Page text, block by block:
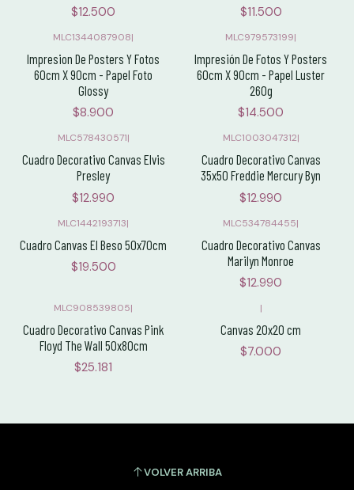
$12.500
$11.500
MLC1344087908|
Impresion De Posters Y Fotos
60cm X 90cm - Papel Foto
Glossy
$8.900
MLC979573199|
Impresión De Fotos Y Posters
60cm X 90cm - Papel Luster
260g
$14.500
MLC578430571|
Cuadro Decorativo Canvas Elvis
Presley
$12.990
MLC1003047312|
Cuadro Decorativo Canvas
35x50 Freddie Mercury Byn
$12.990
MLC1442193713|
Cuadro Canvas El Beso 50x70cm
$19.500
MLC534784455|
Cuadro Decorativo Canvas
Marilyn Monroe
$12.990
MLC908539805|
Cuadro Decorativo Canvas Pink
Floyd The Wall 50x80cm
$25.181
|
Canvas 20x20 cm
$7.000
VOLVER ARRIBA